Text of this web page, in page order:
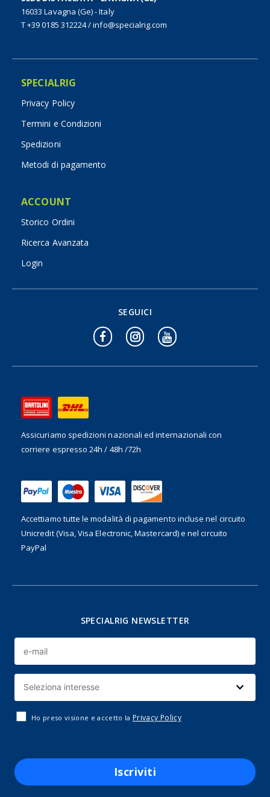
16033 Lavagna (Ge) - Italy
T +39 0185 312224/info@specialrig.com
SPECIALRIG
Privacy Policy
Termini e Condizioni
Spedizioni
Metodi di pagamento
ACCOUNT
Storico Ordini
Ricerca Avanzata
Login
Assicuriamo spedizioni nazionali ed internazionalicon
corriere espresso 24h / 48h /72h
Accettiamo tutte le modalità di pagamento incluse nel circuito
Unicredit (Visa, Visa Electronic, Mastercard) e nel circuito
PayPal
SEGUICI
SPECIALRIG NEWSLETTER
Ho preso visione e accetto la Privacy Policy
Iscriviti